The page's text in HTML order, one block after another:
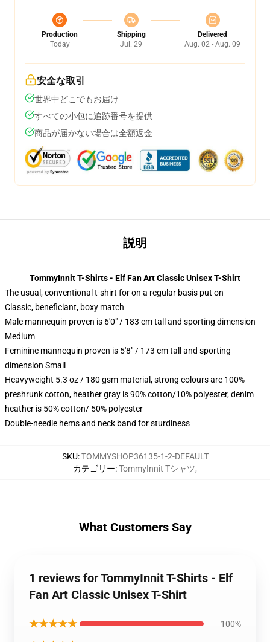
Production
Today
Shipping
Jul. 29
Delivered
Aug. 02 - Aug. 09
安全な取引
世界中どこでもお届け
すべての小包に追跡番号を提供
商品が届かない場合は全額返金
説明
TommyInnit T-Shirts - Elf Fan Art Classic Unisex T-Shirt
The usual, conventional t-shirt for on a regular basis put on
Classic, beneficiant, boxy match
Male mannequin proven is 6'0" / 183 cm tall and sporting dimension
Medium
Feminine mannequin proven is 5'8" / 173 cm tall and sporting
dimension Small
Heavyweight 5.3 oz / 180 gsm material, strong colours are 100%
preshrunk cotton, heather gray is 90% cotton/10% polyester, denim
heather is 50% cotton/ 50% polyester
Double-needle hems and neck band for sturdiness
SKU:TOMMYSHOP36135-1-2-DEFAULT
カテゴリー:TommyInnit Tシャツ,
What Customers Say
1 reviews for TommyInnit T-Shirts - Elf
Fan Art Classic Unisex T-Shirt
★★★★★ 100%